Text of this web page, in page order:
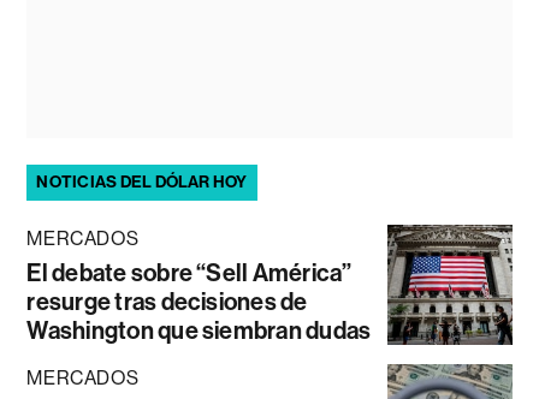
NOTICIAS DEL DÓLAR HOY
MERCADOS
El debate sobre “Sell América”
resurge tras decisiones de
Washington que siembran dudas
MERCADOS